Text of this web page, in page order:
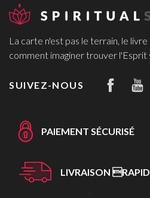
La carte n'est pas le terrain, le livre
comment imaginer trouver l'Esprit
SUIVEZ-NOUS
PAIEMENT SÉCURISÉ
LIVRAISON